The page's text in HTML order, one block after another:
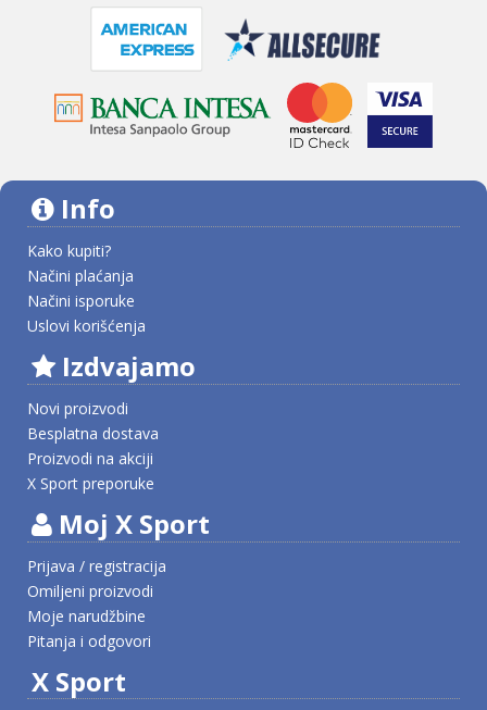
Info
Kako kupiti?
Načini plaćanja
Načini isporuke
Uslovi korišćenja
Izdvajamo
Novi proizvodi
Besplatna dostava
Proizvodi na akciji
X Sport preporuke
Moj X Sport
Prijava / registracija
Omiljeni proizvodi
Moje narudžbine
Pitanja i odgovori
X Sport